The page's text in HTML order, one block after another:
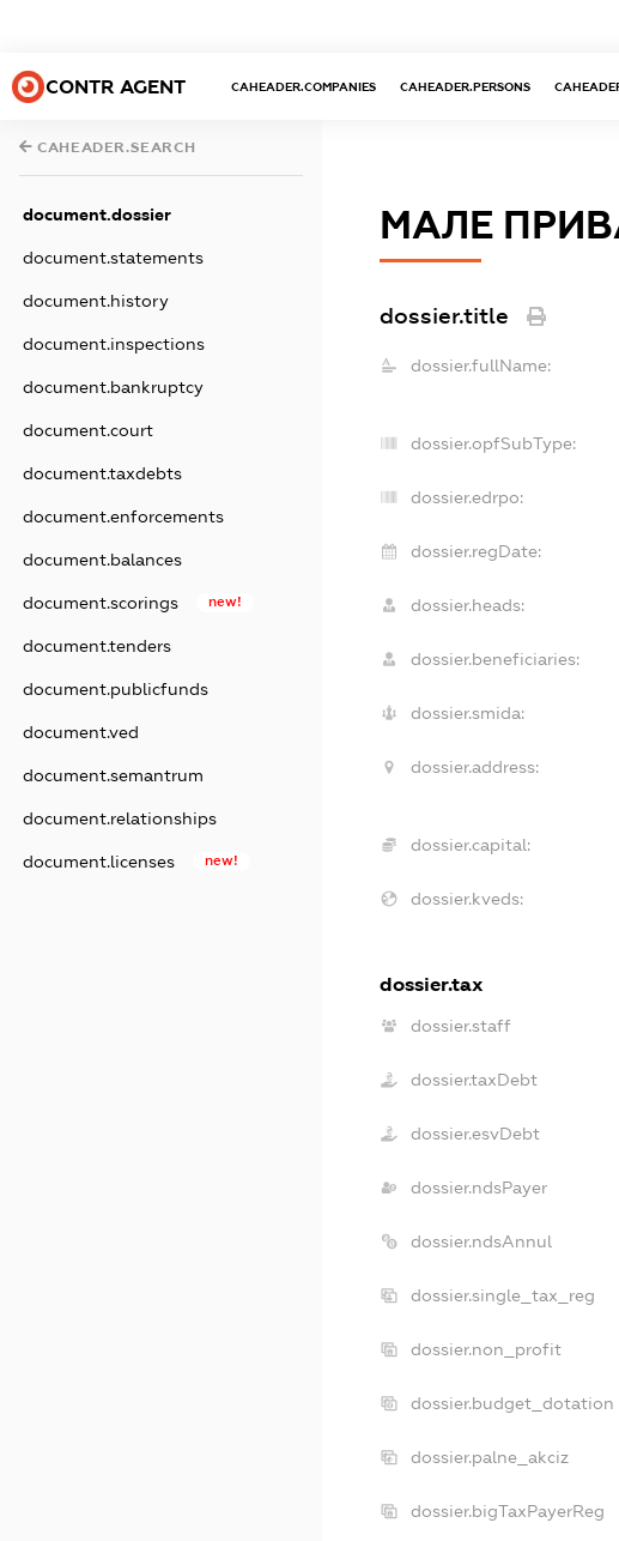
CONTR AGENT CAHEADER.COMPANIES CAHEADER.PERSONS
CAHEADER.SEARCH
document.dossier
document.statements
document.history
document.inspections
document.bankruptcy
document.court
document.taxdebts
document.enforcements
document.balances
document.scorings new!
document.tenders
document.publicfunds
document.ved
document.semantrum
document.relationships
document.licenses new!
МАЛЕ
dossier.title
dossier.fullName:
dossier.opfSubType:
dossier.edrpo:
dossier.regDate:
dossier.heads:
dossier.beneficiaries:
dossier.smida:
dossier.address:
dossier.capital:
dossier.kveds:
dossier.tax
dossier.staff
dossier.taxDebt
dossier.esvDebt
dossier.ndsPayer
dossier.ndsAnnul
dossier.single_tax_reg
dossier.non_profit
dossier.budget_dotation
dossier.palne_akciz
dossier.bigTaxPayerReg